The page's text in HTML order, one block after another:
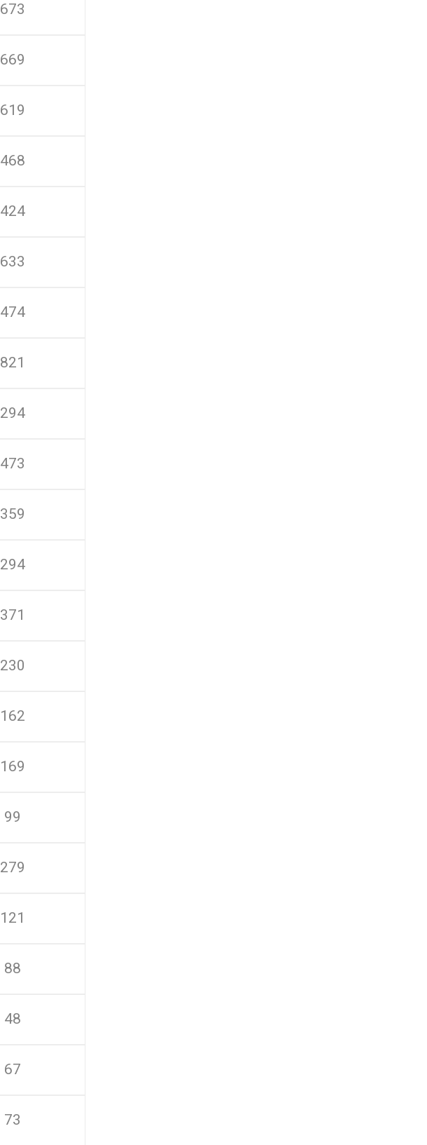
673
669
619
468
424
633
474
821
294
473
359
294
371
230
162
169
99
279
121
88
48
67
73